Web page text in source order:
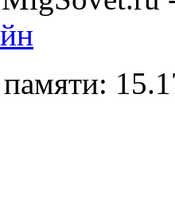
памяти: